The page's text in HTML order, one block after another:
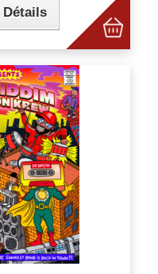
Détails